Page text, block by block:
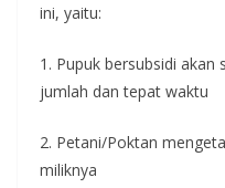
ini, yaitu:
1. Pupuk bersubsidi
jumlah dan tepat waktu
2. Petani/Poktan
miliknya